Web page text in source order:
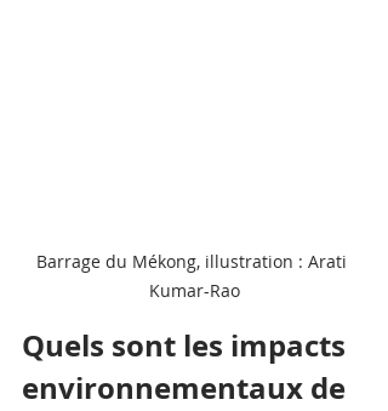
Barrage du Mékong, illustration : Arati
Kumar-Rao
Quels sont les impacts
environnementaux de